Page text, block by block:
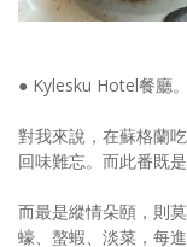
● Kylesku Hotel餐廳。
對我來說，在蘇格蘭
回味難忘。而此番既
而最是縱情朵頤，則
蠔、螯蝦、淡菜，每